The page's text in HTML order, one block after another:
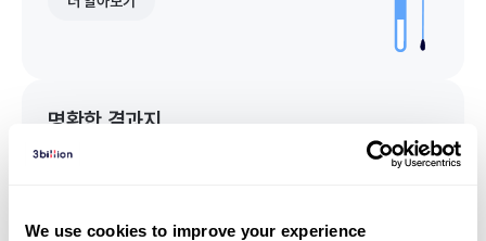
We use cookies to improve your experience
명확한 결과지